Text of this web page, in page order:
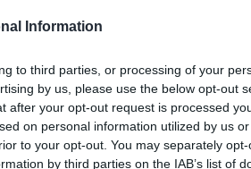
Information
to third parties, or processing of your
by us, please use the below opt-out
after your opt-out request is processed
on personal information utilized by us
to your opt-out. You may separately
by third parties on the IAB’s list of
a
arca
Borsa
Híradó